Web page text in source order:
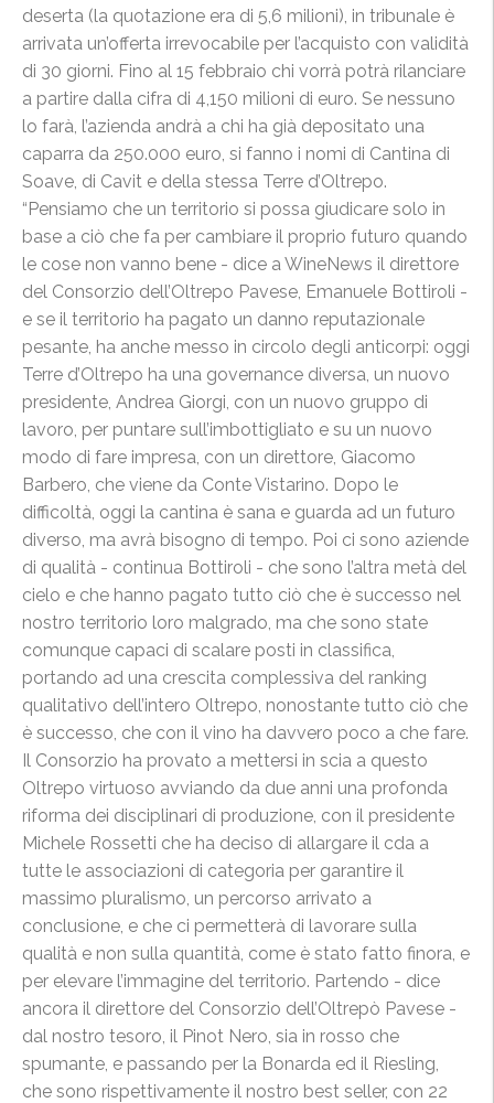
deserta (la quotazione era di 5,6 milioni), in tribunale è
arrivata un’offerta irrevocabile per l’acquisto con validità
di 30 giorni. Fino al 15 febbraio chi vorrà potrà rilanciare
a partire dalla cifra di 4,150 milioni di euro. Se nessuno
lo farà, l’azienda andrà a chi ha già depositato una
caparra da 250.000 euro, si fanno i nomi di Cantina di
Soave, di Cavit e della stessa Terre d’Oltrepo.
“Pensiamo che un territorio si possa giudicare solo in
base a ciò che fa per cambiare il proprio futuro quando
le cose non vanno bene - dice a WineNews il direttore
del Consorzio dell’Oltrepo Pavese, Emanuele Bottiroli -
e se il territorio ha pagato un danno reputazionale
pesante, ha anche messo in circolo degli anticorpi: oggi
Terre d’Oltrepo ha una governance diversa, un nuovo
presidente, Andrea Giorgi, con un nuovo gruppo di
lavoro, per puntare sull’imbottigliato e su un nuovo
modo di fare impresa, con un direttore, Giacomo
Barbero, che viene da Conte Vistarino. Dopo le
difficoltà, oggi la cantina è sana e guarda ad un futuro
diverso, ma avrà bisogno di tempo. Poi ci sono aziende
di qualità - continua Bottiroli - che sono l’altra metà del
cielo e che hanno pagato tutto ciò che è successo nel
nostro territorio loro malgrado, ma che sono state
comunque capaci di scalare posti in classifica,
portando ad una crescita complessiva del ranking
qualitativo dell’intero Oltrepo, nonostante tutto ciò che
è successo, che con il vino ha davvero poco a che fare.
Il Consorzio ha provato a mettersi in scia a questo
Oltrepo virtuoso avviando da due anni una profonda
riforma dei disciplinari di produzione, con il presidente
Michele Rossetti che ha deciso di allargare il cda a
tutte le associazioni di categoria per garantire il
massimo pluralismo, un percorso arrivato a
conclusione, e che ci permetterà di lavorare sulla
qualità e non sulla quantità, come è stato fatto finora, e
per elevare l’immagine del territorio. Partendo - dice
ancora il direttore del Consorzio dell’Oltrepò Pavese -
dal nostro tesoro, il Pinot Nero, sia in rosso che
spumante, e passando per la Bonarda ed il Riesling,
che sono rispettivamente il nostro best seller, con 22